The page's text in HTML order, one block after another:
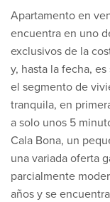
Apartamento en
encuentra en uno
exclusivos de la
y, hasta la fecha,
el segmento de
tranquila, en
a solo unos 5
Cala Bona, un
una variada oferta
parcialmente
años y se